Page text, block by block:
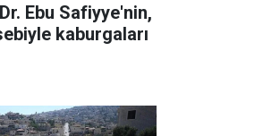
Ebu Safiyye'nin,
kaburgaları